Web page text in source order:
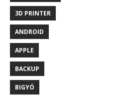
3D PRINTER
ANDROID
APPLE
BACKUP
BIGYÓ